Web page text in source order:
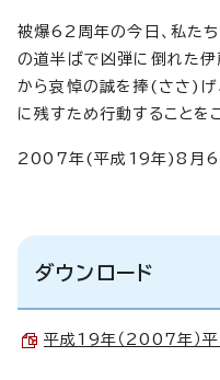
被爆62周年の今日、私た
の道半ばで凶弾に倒れた
から哀悼の誠を捧(ささ)げ
に残すため行動することを
2007年(平成19年)8月6
ダウンロード
平成19年（2007年）